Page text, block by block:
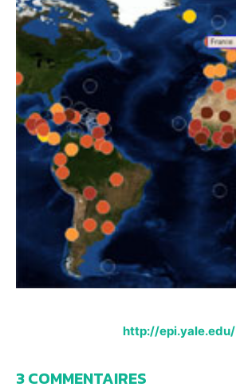
http://epi.yale.edu/
3 COMMENTAIRES